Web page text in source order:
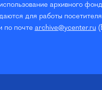
архивного
для работы
по почте archive@ycenter.ru